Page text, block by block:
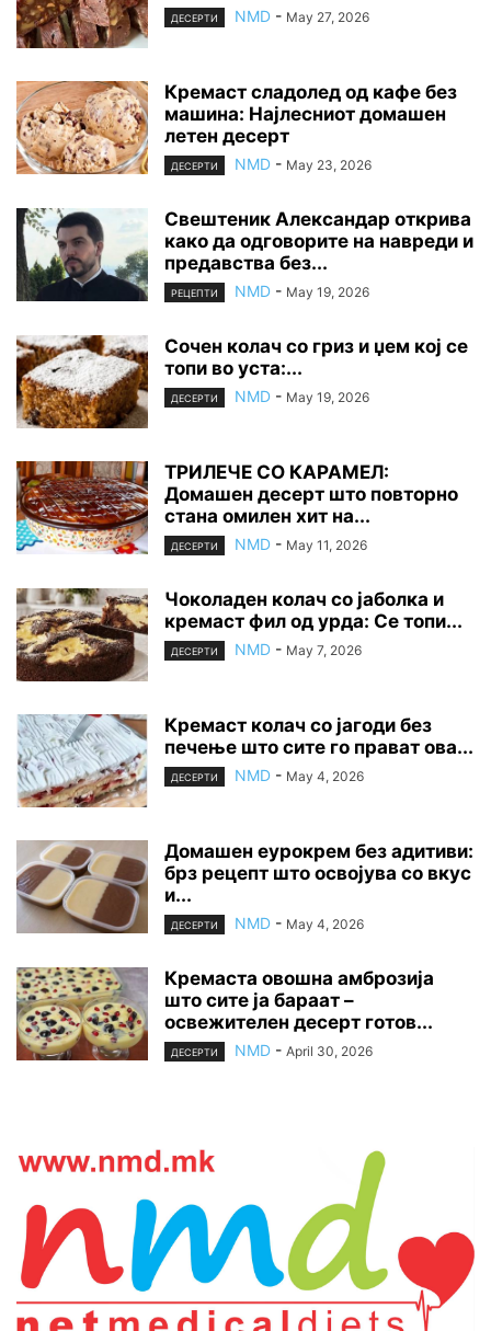
ДЕСЕРТИ NMD - May 27, 2026
Кремаст сладолед од кафе без
машина: Најлесниот домашен
летен десерт
ДЕСЕРТИ NMD - May 23, 2026
Свештеник Александар открива
како да одговорите на навреди и
предавства без...
РЕЦЕПТИ NMD - May 19, 2026
Сочен колач со гриз и џем кој се
топи во уста:...
ДЕСЕРТИ NMD - May 19, 2026
ТРИЛЕЧЕ СО КАРАМЕЛ:
Домашен десерт што повторно
стана омилен хит на...
ДЕСЕРТИ NMD - May 11, 2026
Чоколаден колач со јаболка и
кремаст фил од урда: Се топи...
ДЕСЕРТИ NMD - May 7, 2026
Кремаст колач со јагоди без
печење што сите го прават ова...
ДЕСЕРТИ NMD - May 4, 2026
Домашен еурокрем без адитиви:
брз рецепт што освојува со вкус
и...
ДЕСЕРТИ NMD - May 4, 2026
Кремаста овошна амброзија
што сите ја бараат –
освежителен десерт готов...
ДЕСЕРТИ NMD - April 30, 2026